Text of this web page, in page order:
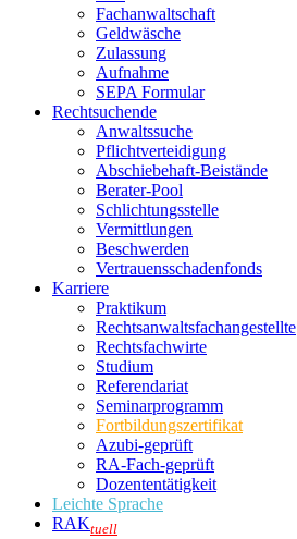
Fachanwaltschaft
Geldwäsche
Zulassung
Aufnahme
SEPA Formular
Rechtsuchende
Anwaltssuche
Pflichtverteidigung
Abschiebehaft-Beistände
Berater-Pool
Schlichtungsstelle
Vermittlungen
Beschwerden
Vertrauensschadenfonds
Karriere
Praktikum
Rechtsanwalts­fachangestellte
Rechtsfachwirte
Studium
Referendariat
Seminarprogramm
Fortbildungszertifikat
Azubi-geprüft
RA-Fach-geprüft
Dozententätigkeit
Leichte Sprache
RAKtuell